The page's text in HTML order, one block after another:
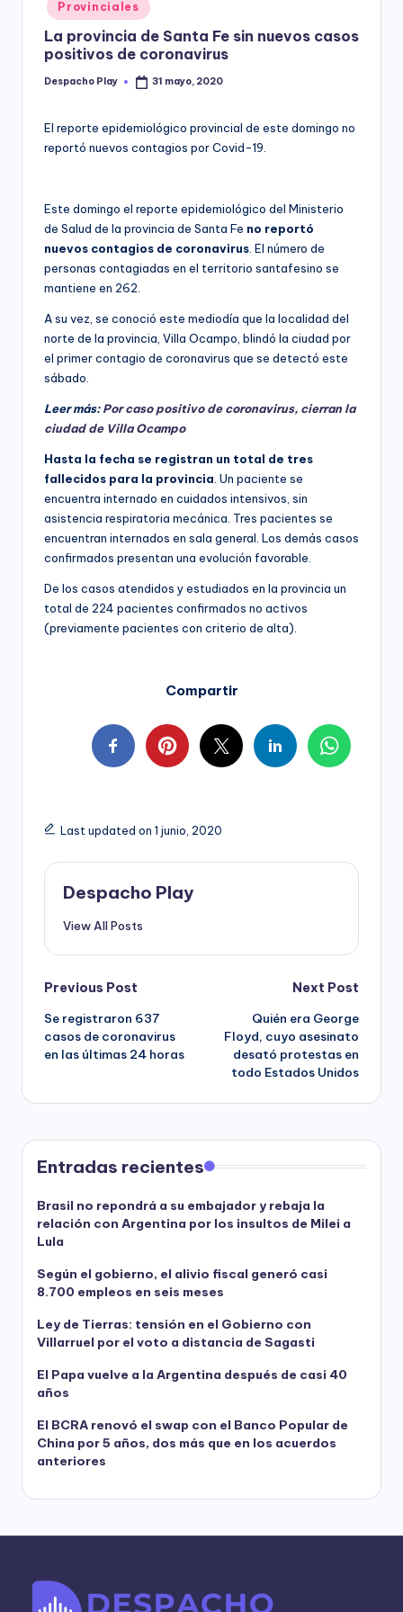
y
in
Provinciales
La provincia de Santa Fe sin nuevos casos
positivos de coronavirus
Posted
Despacho Play 31 mayo, 2020
El reporte epidemiológico provincial de este domingo no
reportó nuevos contagios por Covid-19.
Este domingo el reporte epidemiológico del Ministerio
de Salud de la provincia de Santa Fe no reportó
nuevos contagios de coronavirus . El número de
personas contagiadas en el territorio santafesino se
mantiene en 262.
A su vez, se conoció este mediodía que la localidad del
norte de la provincia, Villa Ocampo, blindó la ciudad por
el primer contagio de coronavirus que se detectó este
sábado.
Leer más:Por caso positivo de coronavirus, cierran la
ciudad de Villa Ocampo
Hasta la fecha se registran un total de tres
fallecidos para la provincia . Un paciente se
encuentra internado en cuidados intensivos, sin
asistencia respiratoria mecánica. Tres pacientes se
encuentran internados en sala general. Los demás casos
confirmados presentan una evolución favorable.
De los casos atendidos y estudiados en la provincia un
total de 224 pacientes confirmados no activos
(previamente pacientes con criterio de alta).
Compartir
Last updated on 1 junio, 2020
Despacho Play
View All Posts
Post
navigation
Previous Post
Se registraron 637
casos de coronavirus
en las últimas 24 horas
Next Post
Quién era George
Floyd, cuyo asesinato
desató protestas en
todo Estados Unidos
Entradas recientes
Brasil no repondrá a su embajador y rebaja la
relación con Argentina por los insultos de Milei a
Lula
Según el gobierno, el alivio fiscal generó casi
8.700 empleos en seis meses
Ley de Tierras: tensión en el Gobierno con
Villarruel por el voto a distancia de Sagasti
El Papa vuelve a la Argentina después de casi 40
años
El BCRA renovó el swap con el Banco Popular de
China por 5 años, dos más que en los acuerdos
anteriores